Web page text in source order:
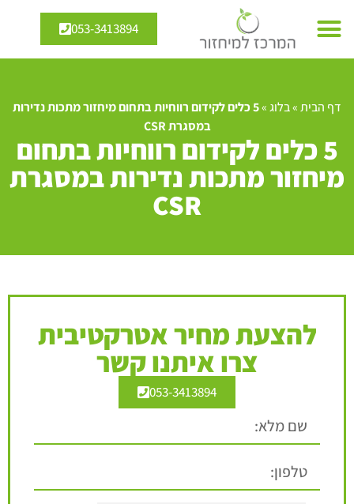
053-3413894
דף הבית»בלוג»
5 כלים לקידום רווחיות בתחום מיחזור מתכות נדירות
במסגרת CSR
5 כלים לקידום רווחיות בתחום
מיחזור מתכות נדירות במסגרת
CSR
להצעת מחיר אטרקטיבית
צרו איתנו קשר
053-3413894